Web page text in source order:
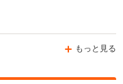
もっと見る